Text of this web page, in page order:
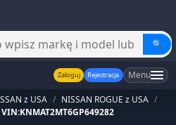
🔍
Zaloguj Rejestracja Menu
z USA / NISSAN ROGUE z USA /